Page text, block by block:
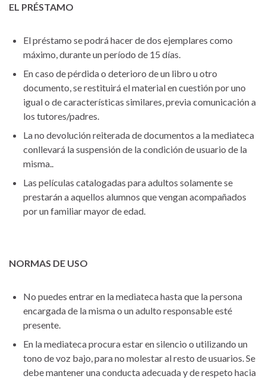
EL PRÉSTAMO
El préstamo se podrá hacer de dos ejemplares como
máximo, durante un período de 15 días.
En caso de pérdida o deterioro de un libro u otro
documento, se restituirá el material en cuestión por uno
igual o de características similares, previa comunicación a
los tutores/padres.
La no devolución reiterada de documentos a la mediateca
conllevará la suspensión de la condición de usuario de la
misma..
Las películas catalogadas para adultos solamente se
prestarán a aquellos alumnos que vengan acompañados
por un familiar mayor de edad.
NORMAS DE USO
No puedes entrar en la mediateca hasta que la persona
encargada de la misma o un adulto responsable esté
presente.
En la mediateca procura estar en silencio o utilizando un
tono de voz bajo, para no molestar al resto de usuarios. Se
debe mantener una conducta adecuada y de respeto hacia